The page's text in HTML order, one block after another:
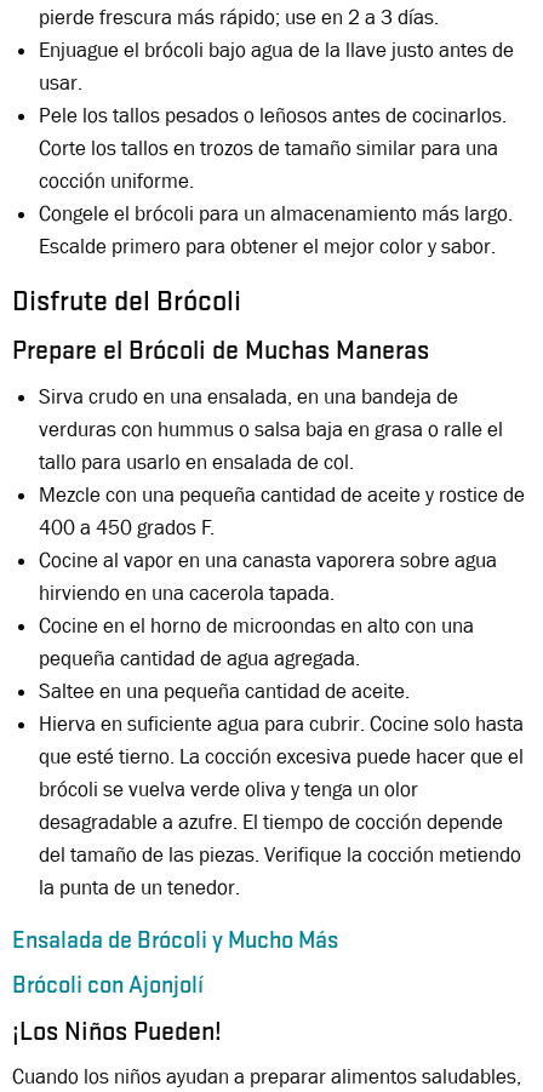
pierde frescura más rápido; use en 2 a 3 días.
Enjuague el brócoli bajo agua de la llave justo antes de
usar.
Pele los tallos pesados o leñosos antes de cocinarlos.
Corte los tallos en trozos de tamaño similar para una
cocción uniforme.
Congele el brócoli para un almacenamiento más largo.
Escalde primero para obtener el mejor color y sabor.
Disfrute del Brócoli
Prepare el Brócoli de Muchas Maneras
Sirva crudo en una ensalada, en una bandeja de
verduras con hummus o salsa baja en grasa o ralle el
tallo para usarlo en ensalada de col.
Mezcle con una pequeña cantidad de aceite y rostice de
400 a 450 grados F.
Cocine al vapor en una canasta vaporera sobre agua
hirviendo en una cacerola tapada.
Cocine en el horno de microondas en alto con una
pequeña cantidad de agua agregada.
Saltee en una pequeña cantidad de aceite.
Hierva en suficiente agua para cubrir. Cocine solo hasta
que esté tierno. La cocción excesiva puede hacer que el
brócoli se vuelva verde oliva y tenga un olor
desagradable a azufre. El tiempo de cocción depende
del tamaño de las piezas. Verifique la cocción metiendo
la punta de un tenedor.
Ensalada de Brócoli y Mucho Más
Brócoli con Ajonjolí
¡Los Niños Pueden!
Cuando los niños ayudan a preparar alimentos saludables,